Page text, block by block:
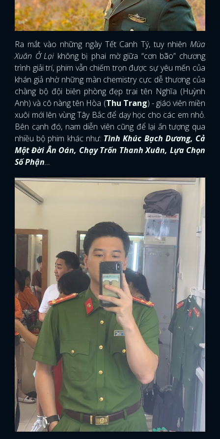
Ra mắt vào những ngày Tết Canh Tý, tuy nhiên Mùa
Xuân Ở Lại không bị phai mờ giữa “cơn bão” chương
trình giải trí, phim vẫn chiếm trọn được sự yêu mến của
khán giả nhờ những màn chemistry cực dễ thương của
chàng bộ đội biên phòng đẹp trai tên Nghĩa (Huỳnh
Anh) và cô nàng tên Hòa (Thu Trang) - giáo viên miền
xuôi mới lên vùng Tây Bắc để dạy học cho các em nhỏ.
Bên cạnh đó, nam diễn viên cũng để lại ấn tượng qua
nhiều bộ phim khác như: Tình Khúc Bạch Dương, Cả
Một Đời Ân Oán, Chạy Trốn Thanh Xuân, Lựa Chọn
Số Phận…